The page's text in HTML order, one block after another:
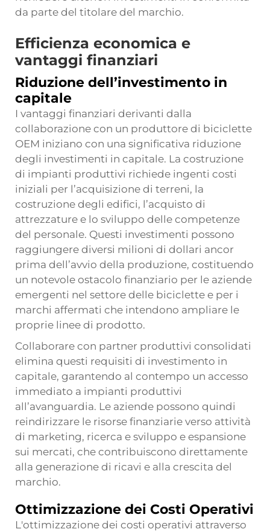
da parte del titolare del marchio.
Efficienza economica e
vantaggi finanziari
Riduzione dell’investimento in
capitale
I vantaggi finanziari derivanti dalla
collaborazione con un produttore di biciclette
OEM iniziano con una significativa riduzione
degli investimenti in capitale. La costruzione
di impianti produttivi richiede ingenti costi
iniziali per l’acquisizione di terreni, la
costruzione degli edifici, l’acquisto di
attrezzature e lo sviluppo delle competenze
del personale. Questi investimenti possono
raggiungere diversi milioni di dollari ancor
prima dell’avvio della produzione, costituendo
un notevole ostacolo finanziario per le aziende
emergenti nel settore delle biciclette e per i
marchi affermati che intendono ampliare le
proprie linee di prodotto.
Collaborare con partner produttivi consolidati
elimina questi requisiti di investimento in
capitale, garantendo al contempo un accesso
immediato a impianti produttivi
all’avanguardia. Le aziende possono quindi
reindirizzare le risorse finanziarie verso attività
di marketing, ricerca e sviluppo e espansione
sui mercati, che contribuiscono direttamente
alla generazione di ricavi e alla crescita del
marchio.
Ottimizzazione dei Costi Operativi
L'ottimizzazione dei costi operativi attraverso